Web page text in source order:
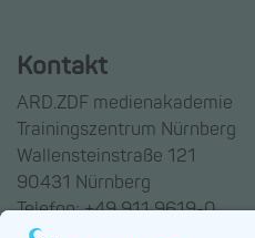
Kontakt
ARD.ZDF medienakademie
Trainingszentrum Nürnberg
Wallensteinstraße 121
90431 Nürnberg
Telefon: +49 911 9619-0